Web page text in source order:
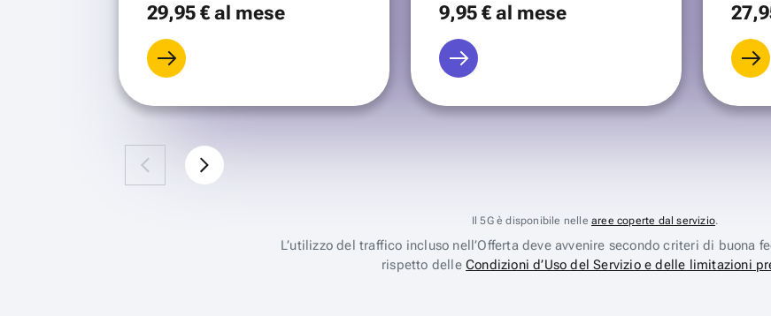
29,95 €al mese 9,95 €al mese 27
Il 5G è disponibile nelle aree coperte dal servizio.
L’utilizzo del traffico incluso nell’Offerta deve avvenire secondo criteri di buona
rispetto delleCondizioni d’Uso del Servizio e delle limitazioni